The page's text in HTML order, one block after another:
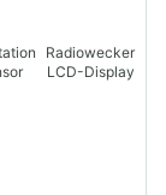
Radiowecker
LCD-Display